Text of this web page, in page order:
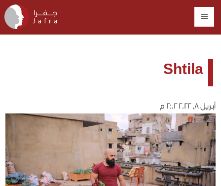
Shtila
أبريل 8, 2022 2:02 م